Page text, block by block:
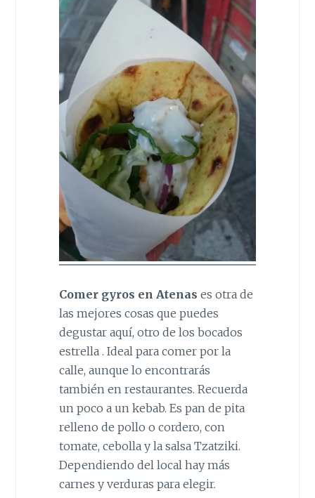
Comer gyros en Atenas es otra de
las mejores cosas que puedes
degustar aquí, otro de los bocados
estrella . Ideal para comer por la
calle, aunque lo encontrarás
también en restaurantes. Recuerda
un poco a un kebab. Es pan de pita
relleno de pollo o cordero, con
tomate, cebolla y la salsa Tzatziki.
Dependiendo del local hay más
carnes y verduras para elegir.